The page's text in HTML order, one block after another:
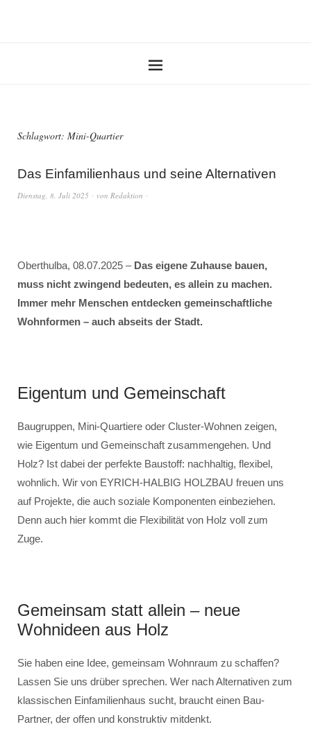
Schlagwort: Mini-Quartier
Das Einfamilienhaus und seine Alternativen
Dienstag, 8. Juli 2025 von Redaktion
Oberthulba, 08.07.2025 – Das eigene Zuhause bauen,
muss nicht zwingend bedeuten, es allein zu machen.
Immer mehr Menschen entdecken gemeinschaftliche
Wohnformen – auch abseits der Stadt.
Eigentum und Gemeinschaft
Baugruppen, Mini-Quartiere oder Cluster-Wohnen zeigen,
wie Eigentum und Gemeinschaft zusammengehen. Und
Holz? Ist dabei der perfekte Baustoff: nachhaltig, flexibel,
wohnlich. Wir von EYRICH-HALBIG HOLZBAU freuen uns
auf Projekte, die auch soziale Komponenten einbeziehen.
Denn auch hier kommt die Flexibilität von Holz voll zum
Zuge.
Gemeinsam statt allein – neue
Wohnideen aus Holz
Sie haben eine Idee, gemeinsam Wohnraum zu schaffen?
Lassen Sie uns drüber sprechen. Wer nach Alternativen zum
klassischen Einfamilienhaus sucht, braucht einen Bau-
Partner, der offen und konstruktiv mitdenkt.